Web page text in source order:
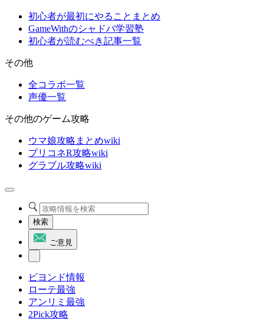
初心者が最初にやることまとめ
GameWithのシャドバ学習塾
初心者が読むべき記事一覧
その他
全コラボ一覧
声優一覧
その他のゲーム攻略
ウマ娘攻略まとめwiki
プリコネR攻略wiki
グラブル攻略wiki
検索
ご意見
ビヨンド情報
ローテ最強
アンリミ最強
2Pick攻略